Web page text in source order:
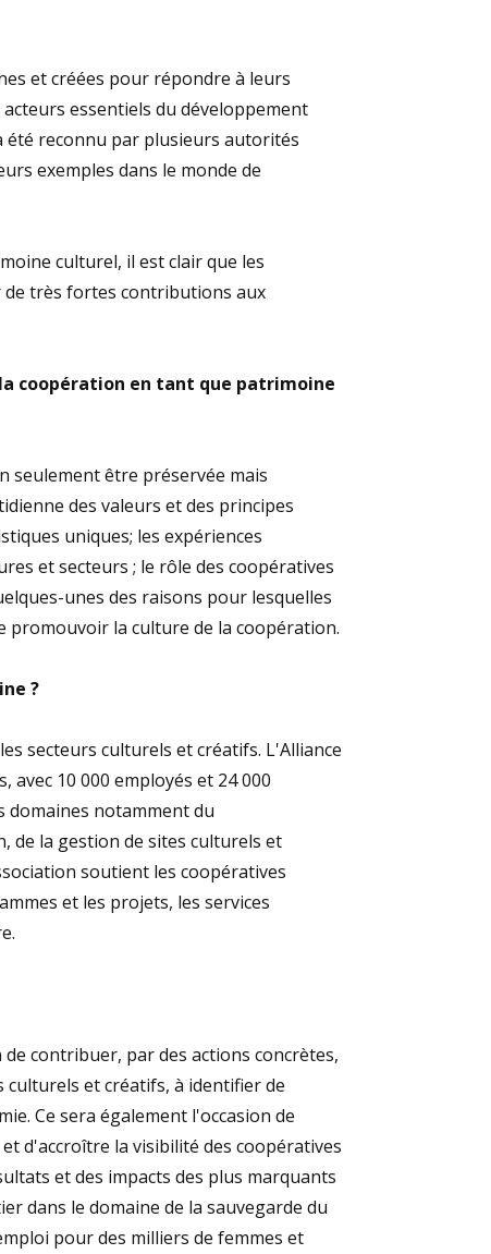
et créées pour répondre à leurs
essentiels du développement
été reconnu par plusieurs autorités
exemples dans le monde de
culturel, il est clair que les
très fortes contributions aux
coopération en tant que patrimoine
seulement être préservée mais
des valeurs et des principes
uniques; les expériences
et secteurs ; le rôle des coopératives
unes des raisons pour lesquelles
promouvoir la culture de la coopération.
?
secteurs culturels et créatifs. L'Alliance
10 000 employés et 24 000
domaines notamment du
de la gestion de sites culturels et
soutient les coopératives
et les projets, les services
de contribuer, par des actions concrètes,
culturels et créatifs, à identifier de
Ce sera également l'occasion de
d'accroître la visibilité des coopératives
et des impacts des plus marquants
dans le domaine de la sauvegarde du
pour des milliers de femmes et